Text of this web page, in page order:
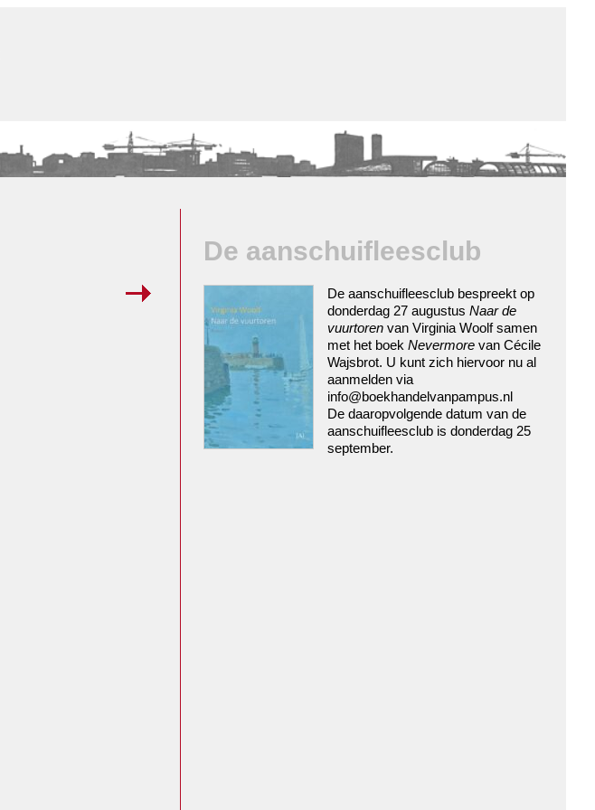
contact
nieuwsbrief
De aanschuifleesclub
De aanschuifleesclub bespreekt op
donderdag 27 augustus Naar de
vuurtoren van Virginia Woolf samen
met het boek Nevermore van Cécile
Wajsbrot. U kunt zich hiervoor nu al
aanmelden via
info@boekhandelvanpampus.nl
De daaropvolgende datum van de
aanschuifleesclub is donderdag 25
september.